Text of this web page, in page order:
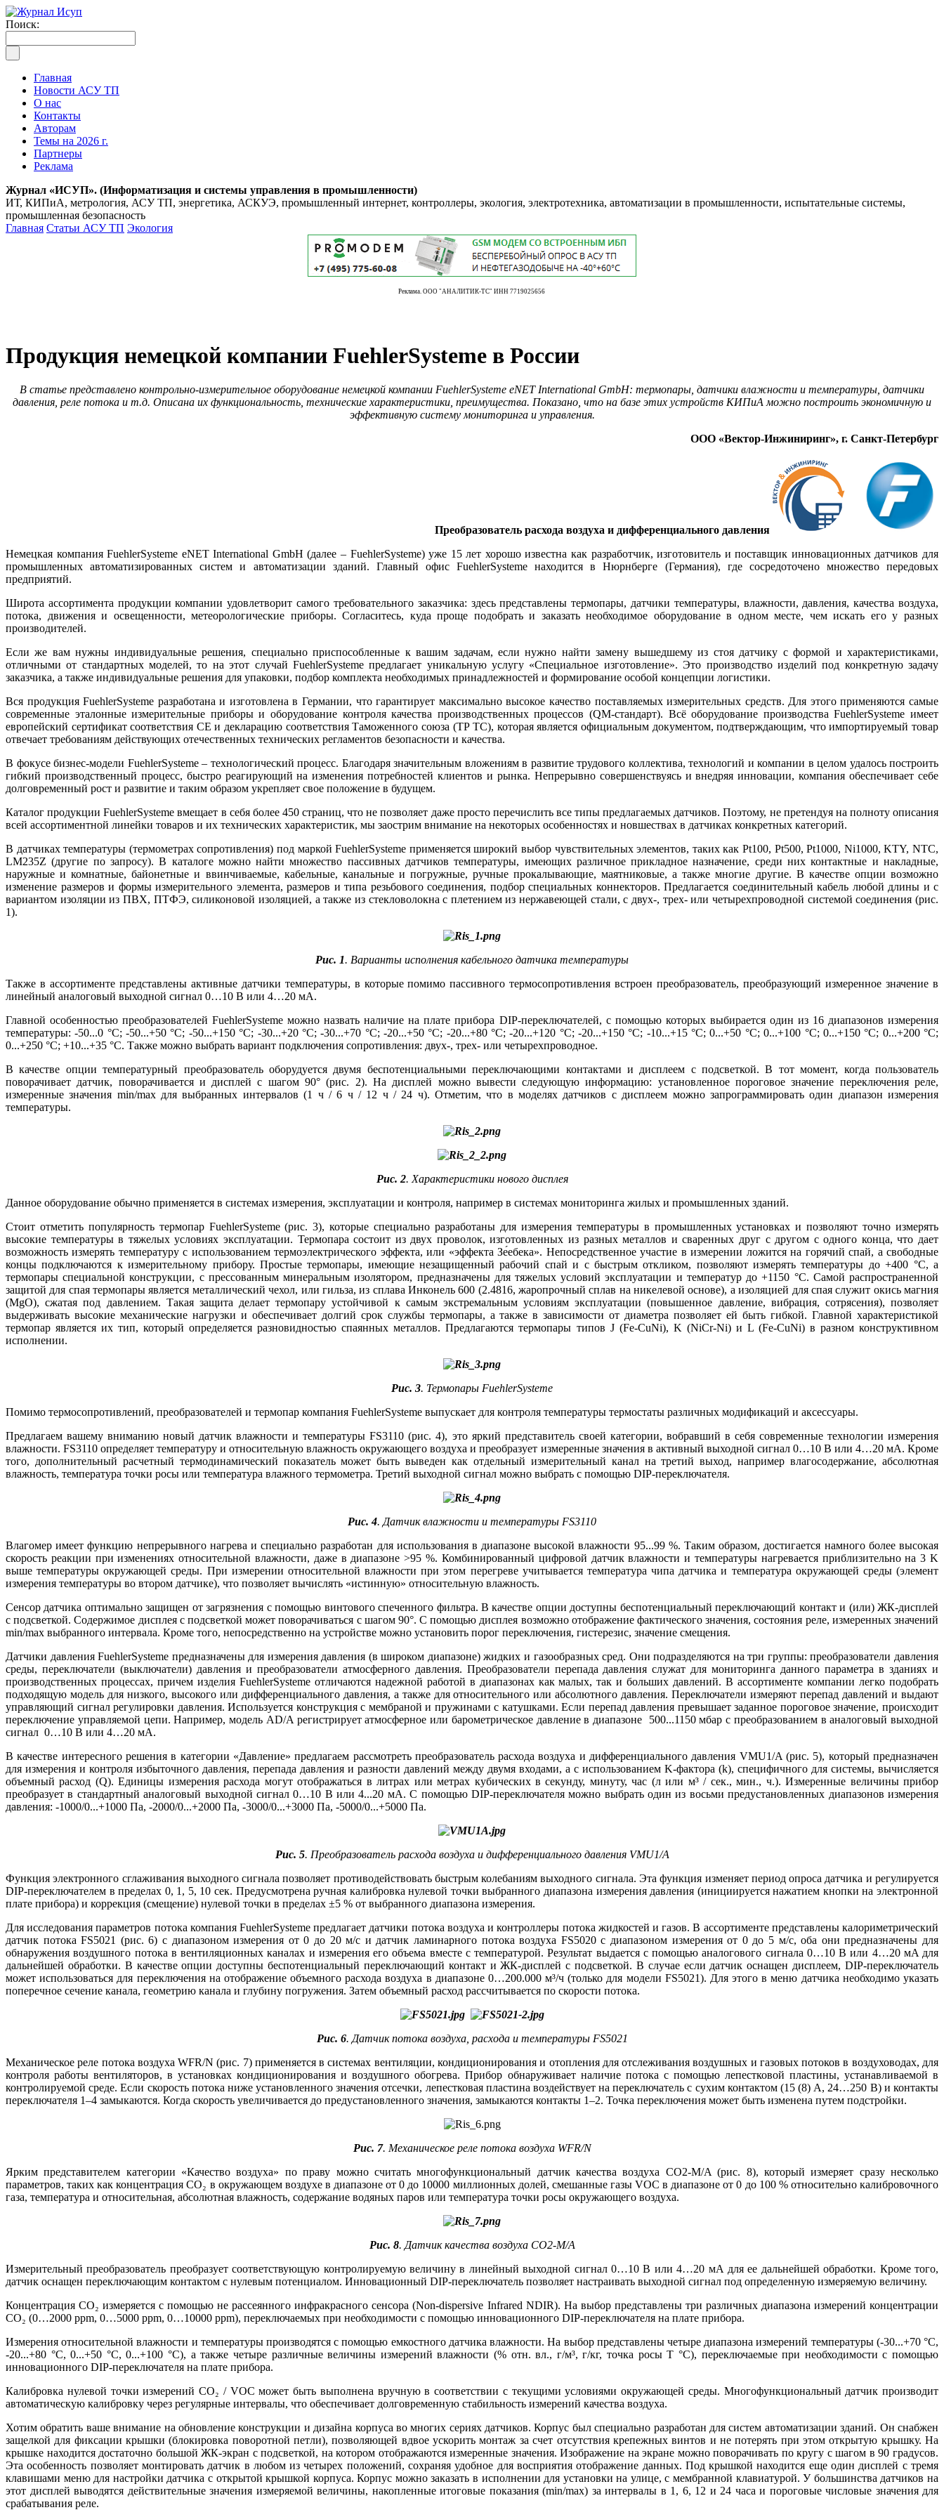
Поиск:
Главная
Новости АСУ ТП
О нас
Контакты
Авторам
Темы на 2026 г.
Партнеры
Реклама
Журнал «ИСУП». (Информатизация и системы управления в промышленности)
ИТ, КИПиА, метрология, АСУ ТП, энергетика, АСКУЭ, промышленный интернет, контроллеры, экология, электротехника, автоматизации в промышленности, испытательные системы,
промышленная безопасность
Главная Статьи АСУ ТП Экология
Реклама. ООО "АНАЛИТИК-ТС" ИНН 7719025656
Продукция немецкой компании FuehlerSysteme в России
В статье представлено контрольно-измерительное оборудование немецкой компании FuehlerSysteme eNET International GmbH: термопары, датчики влажности и температуры, датчики
давления, реле потока и т.д. Описана их функциональность, технические характеристики, преимущества. Показано, что на базе этих устройств КИПиА можно построить экономичную и
эффективную систему мониторинга и управления.
ООО «Вектор-Инжиниринг», г. Санкт-Петербург
Преобразователь расхода воздуха и дифференциального давления
Немецкая компания FuehlerSysteme eNET International GmbH (далее – FuehlerSysteme) уже 15 лет хорошо известна как разработчик, изготовитель и поставщик инновационных датчиков для
промышленных автоматизированных систем и автоматизации зданий. Главный офис FuehlerSysteme находится в Нюрнберге (Германия), где сосредоточено множество передовых
предприятий.
Широта ассортимента продукции компании удовлетворит самого требовательного заказчика: здесь представлены термопары, датчики температуры, влажности, давления, качества воздуха,
потока, движения и освещенности, метеорологические приборы. Согласитесь, куда проще подобрать и заказать необходимое оборудование в одном месте, чем искать его у разных
производителей.
Если же вам нужны индивидуальные решения, специально приспособленные к вашим задачам, если нужно найти замену вышедшему из стоя датчику с формой и характеристиками,
отличными от стандартных моделей, то на этот случай FuehlerSysteme предлагает уникальную услугу «Специальное изготовление». Это производство изделий под конкретную задачу
заказчика, а также индивидуальные решения для упаковки, подбор комплекта необходимых принадлежностей и формирование особой концепции логистики.
Вся продукция FuehlerSysteme разработана и изготовлена в Германии, что гарантирует максимально высокое качество поставляемых измерительных средств. Для этого применяются самые
современные эталонные измерительные приборы и оборудование контроля качества производственных процессов (QM-стандарт). Всё оборудование производства FuehlerSysteme имеет
европейский сертификат соответствия CE и декларацию соответствия Таможенного союза (ТР ТС), которая является официальным документом, подтверждающим, что импортируемый товар
отвечает требованиям действующих отечественных технических регламентов безопасности и качества.
В фокусе бизнес-модели FuehlerSysteme – технологический процесс. Благодаря значительным вложениям в развитие трудового коллектива, технологий и компании в целом удалось построить
гибкий производственный процесс, быстро реагирующий на изменения потребностей клиентов и рынка. Непрерывно совершенствуясь и внедряя инновации, компания обеспечивает себе
долговременный рост и развитие и таким образом укрепляет свое положение в будущем.
Каталог продукции FuehlerSysteme вмещает в себя более 450 страниц, что не позволяет даже просто перечислить все типы предлагаемых датчиков. Поэтому, не претендуя на полноту описания
всей ассортиментной линейки товаров и их технических характеристик, мы заострим внимание на некоторых особенностях и новшествах в датчиках конкретных категорий.
В датчиках температуры (термометрах сопротивления) под маркой FuehlerSysteme применяется широкий выбор чувствительных элементов, таких как Pt100, Pt500, Pt1000, Ni1000, KTY, NTC,
LM235Z (другие по запросу). В каталоге можно найти множество пассивных датчиков температуры, имеющих различное прикладное назначение, среди них контактные и накладные,
наружные и комнатные, байонетные и ввинчиваемые, кабельные, канальные и погружные, ручные прокалывающие, маятниковые, а также многие другие. В качестве опции возможно
изменение размеров и формы измерительного элемента, размеров и типа резьбового соединения, подбор специальных коннекторов. Предлагается соединительный кабель любой длины и с
вариантом изоляции из ПВХ, ПТФЭ, силиконовой изоляцией, а также из стекловолокна с плетением из нержавеющей стали, с двух-, трех- или четырехпроводной системой соединения (рис.
1).
Рис. 1. Варианты исполнения кабельного датчика температуры
Также в ассортименте представлены активные датчики температуры, в которые помимо пассивного термосопротивления встроен преобразователь, преобразующий измеренное значение в
линейный аналоговый выходной сигнал 0…10 В или 4…20 мА.
Главной особенностью преобразователей FuehlerSysteme можно назвать наличие на плате прибора DIP-переключателей, с помощью которых выбирается один из 16 диапазонов измерения
температуры: -50...0 °C; -50...+50 °C; -50...+150 °C; -30...+20 °C; -30...+70 °C; -20...+50 °C; -20...+80 °C; -20...+120 °C; -20...+150 °C; -10...+15 °C; 0...+50 °C; 0...+100 °C; 0...+150 °C; 0...+200 °C;
0...+250 °C; +10...+35 °C. Также можно выбрать вариант подключения сопротивления: двух-, трех- или четырехпроводное.
В качестве опции температурный преобразователь оборудуется двумя беспотенциальными переключающими контактами и дисплеем с подсветкой. В тот момент, когда пользователь
поворачивает датчик, поворачивается и дисплей с шагом 90° (рис. 2). На дисплей можно вывести следующую информацию: установленное пороговое значение переключения реле,
измеренные значения min/max для выбранных интервалов (1 ч / 6 ч / 12 ч / 24 ч). Отметим, что в моделях датчиков с дисплеем можно запрограммировать один диапазон измерения
температуры.
Рис. 2. Характеристики нового дисплея
Данное оборудование обычно применяется в системах измерения, эксплуатации и контроля, например в системах мониторинга жилых и промышленных зданий.
Стоит отметить популярность термопар FuehlerSysteme (рис. 3), которые специально разработаны для измерения температуры в промышленных установках и позволяют точно измерять
высокие температуры в тяжелых условиях эксплуатации. Термопара состоит из двух проволок, изготовленных из разных металлов и сваренных друг с другом с одного конца, что дает
возможность измерять температуру с использованием термоэлектрического эффекта, или «эффекта Зе́ебека». Непосредственное участие в измерении ложится на горячий спай, а свободные
концы подключаются к измерительному прибору. Простые термопары, имеющие незащищенный рабочий спай и с быстрым откликом, позволяют измерять температуры до +400 °C, а
термопары специальной конструкции, с прессованным минеральным изолятором, предназначены для тяжелых условий эксплуатации и температур до +1150 °C. Самой распространенной
защитой для спая термопары является металлический чехол, или гильза, из сплава Инконель 600 (2.4816, жаропрочный сплав на никелевой основе), а изоляцией для спая служит окись магния
(MgO), сжатая под давлением. Такая защита делает термопару устойчивой к самым экстремальным условиям эксплуатации (повышенное давление, вибрация, сотрясения), позволяет
выдерживать высокие механические нагрузки и обеспечивает долгий срок службы термопары, а также в зависимости от диаметра позволяет ей быть гибкой. Главной характеристикой
термопар является их тип, который определяется разновидностью спаянных металлов. Предлагаются термопары типов J (Fe-CuNi), K (NiCr-Ni) и L (Fe-CuNi) в разном конструктивном
исполнении.
Рис. 3. Термопары FuehlerSysteme
Помимо термосопротивлений, преобразователей и термопар компания FuehlerSysteme выпускает для контроля температуры термостаты различных модификаций и аксессуары.
Предлагаем вашему вниманию новый датчик влажности и температуры FS3110 (рис. 4), это яркий представитель своей категории, вобравший в себя современные технологии измерения
влажности. FS3110 определяет температуру и относительную влажность окружающего воздуха и преобразует измеренные значения в активный выходной сигнал 0…10 В или 4…20 мА. Кроме
того, дополнительный расчетный термодинамический показатель может быть выведен как отдельный измерительный канал на третий выход, например влагосодержание, абсолютная
влажность, температура точки росы или температура влажного термометра. Третий выходной сигнал можно выбрать с помощью DIP-переключателя.
Рис. 4. Датчик влажности и температуры FS3110
Влагомер имеет функцию непрерывного нагрева и специально разработан для использования в диапазоне высокой влажности 95...99 %. Таким образом, достигается намного более высокая
скорость реакции при изменениях относительной влажности, даже в диапазоне >95 %. Комбинированный цифровой датчик влажности и температуры нагревается приблизительно на 3 K
выше температуры окружающей среды. При измерении относительной влажности при этом перегреве учитывается температура чипа датчика и температура окружающей среды (элемент
измерения температуры во втором датчике), что позволяет вычислять «истинную» относительную влажность.
Сенсор датчика оптимально защищен от загрязнения с помощью винтового спеченного фильтра. В качестве опции доступны беспотенциальный переключающий контакт и (или) ЖК-дисплей
с подсветкой. Содержимое дисплея с подсветкой может поворачиваться с шагом 90°. С помощью дисплея возможно отображение фактического значения, состояния реле, измеренных значений
min/max выбранного интервала. Кроме того, непосредственно на устройстве можно установить порог переключения, гистерезис, значение смещения.
Датчики давления FuehlerSysteme предназначены для измерения давления (в широком диапазоне) жидких и газообразных сред. Они подразделяются на три группы: преобразователи давления
среды, переключатели (выключатели) давления и преобразователи атмосферного давления. Преобразователи перепада давления служат для мониторинга данного параметра в зданиях и
производственных процессах, причем изделия FuehlerSysteme отличаются надежной работой в диапазонах как малых, так и больших давлений. В ассортименте компании легко подобрать
подходящую модель для низкого, высокого или дифференциального давления, а также для относительного или абсолютного давления. Переключатели измеряют перепад давлений и выдают
управляющий сигнал регулировки давления. Используется конструкция с мембраной и пружинами с катушками. Если перепад давления превышает заданное пороговое значение, происходит
переключение управляемой цепи. Например, модель AD/A регистрирует атмосферное или барометрическое давление в диапазоне 500...1150 мбар с преобразованием в аналоговый выходной
сигнал 0…10 В или 4…20 мA.
В качестве интересного решения в категории «Давление» предлагаем рассмотреть преобразователь расхода воздуха и дифференциального давления VMU1/A (рис. 5), который предназначен
для измерения и контроля избыточного давления, перепада давления и разности давлений между двумя входами, а с использованием K-фактора (k), специфичного для системы, вычисляется
объемный расход (Q). Единицы измерения расхода могут отображаться в литрах или метрах кубических в секунду, минуту, час (л или м³ / сек., мин., ч.). Измеренные величины прибор
преобразует в стандартный аналоговый выходной сигнал 0…10 В или 4...20 мA. С помощью DIP-переключателя можно выбрать один из восьми предустановленных диапазонов измерения
давления: -1000/0...+1000 Па, -2000/0...+2000 Пa, -3000/0...+3000 Пa, -5000/0...+5000 Пa.
Рис. 5. Преобразователь расхода воздуха и дифференциального давления VMU1/A
Функция электронного сглаживания выходного сигнала позволяет противодействовать быстрым колебаниям выходного сигнала. Эта функция изменяет период опроса датчика и регулируется
DIP-переключателем в пределах 0, 1, 5, 10 сек. Предусмотрена ручная калибровка нулевой точки выбранного диапазона измерения давления (инициируется нажатием кнопки на электронной
плате прибора) и коррекция (смещение) нулевой точки в пределах ±5 % от выбранного диапазона измерения.
Для исследования параметров потока компания FuehlerSysteme предлагает датчики потока воздуха и контроллеры потока жидкостей и газов. В ассортименте представлены калориметрический
датчик потока FS5021 (рис. 6) с диапазоном измерения от 0 до 20 м/с и датчик ламинарного потока воздуха FS5020 с диапазоном измерения от 0 до 5 м/с, оба они предназначены для
обнаружения воздушного потока в вентиляционных каналах и измерения его объема вместе с температурой. Результат выдается с помощью аналогового сигнала 0…10 В или 4…20 мA для
дальнейшей обработки. В качестве опции доступны беспотенциальный переключающий контакт и ЖК-дисплей с подсветкой. В случае если датчик оснащен дисплеем, DIP-переключатель
может использоваться для переключения на отображение объемного расхода воздуха в диапазоне 0…200.000 м³/ч (только для модели FS5021). Для этого в меню датчика необходимо указать
поперечное сечение канала, геометрию канала и глубину погружения. Затем объемный расход рассчитывается по скорости потока.
Рис. 6. Датчик потока воздуха, расхода и температуры FS5021
Механическое реле потока воздуха WFR/N (рис. 7) применяется в системах вентиляции, кондиционирования и отопления для отслеживания воздушных и газовых потоков в воздуховодах, для
контроля работы вентиляторов, в установках кондиционирования и воздушного обогрева. Прибор обнаруживает наличие потока с помощью лепестковой пластины, устанавливаемой в
контролируемой среде. Если скорость потока ниже установленного значения отсечки, лепестковая пластина воздействует на переключатель с сухим контактом (15 (8) A, 24…250 В) и контакты
переключателя 1–4 замыкаются. Когда скорость увеличивается до предустановленного значения, замыкаются контакты 1–2. Точка переключения может быть изменена путем подстройки.
Рис. 7. Механическое реле потока воздуха WFR/N
Ярким представителем категории «Качество воздуха» по праву можно считать многофункциональный датчик качества воздуха CO2-M/A (рис. 8), который измеряет сразу несколько
параметров, таких как концентрация CO₂ в окружающем воздухе в диапазоне от 0 до 10000 миллионных долей, смешанные газы VOC в диапазоне от 0 до 100 % относительно калибровочного
газа, температура и относительная, абсолютная влажность, содержание водяных паров или температура точки росы окружающего воздуха.
Рис. 8. Датчик качества воздуха CO2-M/A
Измерительный преобразователь преобразует соответствующую контролируемую величину в линейный выходной сигнал 0…10 В или 4…20 мА для ее дальнейшей обработки. Кроме того,
датчик оснащен переключающим контактом с нулевым потенциалом. Инновационный DIP-переключатель позволяет настраивать выходной сигнал под определенную измеряемую величину.
Концентрация CO₂ измеряется с помощью не рассеянного инфракрасного сенсора (Non-dispersive Infrared NDIR). На выбор представлены три различных диапазона измерений концентрации
CO₂ (0…2000 ppm, 0…5000 ppm, 0…10000 ppm), переключаемых при необходимости с помощью инновационного DIP-переключателя на плате прибора.
Измерения относительной влажности и температуры производятся с помощью емкостного датчика влажности. На выбор представлены четыре диапазона измерений температуры (-30...+70 °C,
-20...+80 °C, 0...+50 °C, 0...+100 °C), а также четыре различные величины измерений влажности (% отн. вл., г/м³, г/кг, точка росы Т °C), переключаемые при необходимости с помощью
инновационного DIP-переключателя на плате прибора.
Калибровка нулевой точки измерений CO₂ / VOC может быть выполнена вручную в соответствии с текущими условиями окружающей среды. Многофункциональный датчик производит
автоматическую калибровку через регулярные интервалы, что обеспечивает долговременную стабильность измерений качества воздуха.
Хотим обратить ваше внимание на обновление конструкции и дизайна корпуса во многих сериях датчиков. Корпус был специально разработан для систем автоматизации зданий. Он снабжен
защелкой для фиксации крышки (блокировка поворотной петли), позволяющей вдвое ускорить монтаж за счет отсутствия крепежных винтов и не потерять при этом открытую крышку. На
крышке находится достаточно большой ЖК-экран с подсветкой, на котором отображаются измеренные значения. Изображение на экране можно поворачивать по кругу с шагом в 90 градусов.
Эта особенность позволяет монтировать датчик в любом из четырех положений, сохраняя удобное для восприятия отображение данных. Под крышкой находится еще один дисплей с тремя
клавишами меню для настройки датчика с открытой крышкой корпуса. Корпус можно заказать в исполнении для установки на улице, с мембранной клавиатурой. У большинства датчиков на
этот дисплей выводятся действительные значения измеряемой величины, накопленные итоговые показания (min/max) за интервалы в 1, 6, 12 и 24 часа и пороговые числовые значения для
срабатывания реле.